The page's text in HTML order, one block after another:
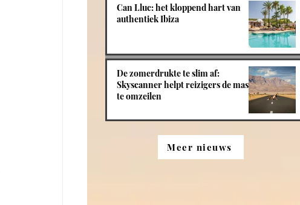
Can Lluc: het kloppend hart van
authentiek Ibiza
De zomerdrukte te slim af:
Skyscanner helpt reizigers de massa
te omzeilen
Meer nieuws